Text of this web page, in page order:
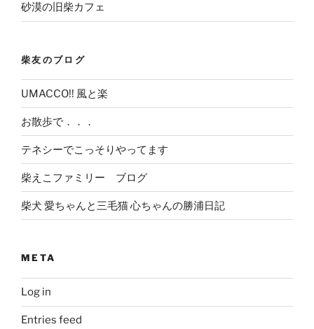
砂漠の旧柴カフェ
柴友のブログ
UMACCO!! 風と楽
お散歩で．．．
テネシーでこっそりやってます
柴えこファミリー ブログ
柴犬 愛ちゃんと三毛猫 心ちゃんの勝浦日記
META
Log in
Entries feed